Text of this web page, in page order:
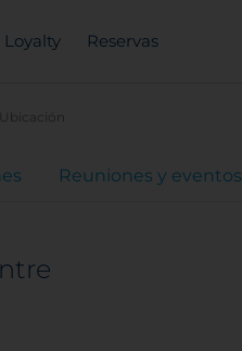
Loyalty Reservas
Ubicación
Reuniones y eventos